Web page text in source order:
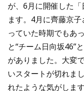
が、6月に開催した
ます。4月に齊藤京
っていた時期でもあ
と“チーム日向坂46”
がありました。大変
いスタートが切れま
れたような気がします